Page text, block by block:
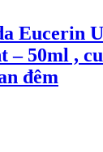
Eucerin
– 50ml ,
đêm